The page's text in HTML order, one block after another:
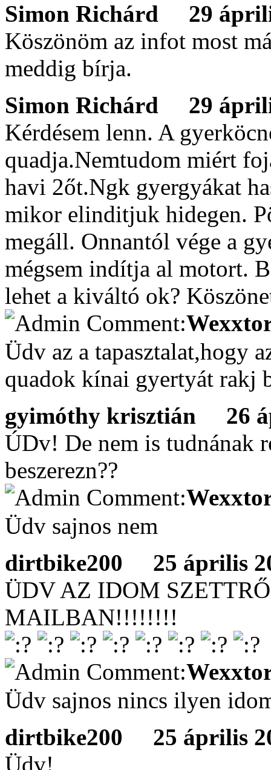
Simon Richárd
29
Köszönöm az infot most
meddig bírja.
Simon Richárd
29
Kérdésem lenn. A
quadja.Nemtudom miért
havi 2őt.Ngk gyergyákat
mikor elinditjuk hidegen.
megáll. Onnantól vége a
mégsem indítja al motort.
lehet a kiváltó ok?
Üdv az a tapasztalat,hogy
quadok kínai gyertyát rakj
gyimóthy krisztián
26
ÚDv! De nem is tudnának
beszerezn??
Üdv sajnos nem
dirtbike200
25 április
ÜDV AZ IDOM
MAILBAN!!!!!!!!
Üdv sajnos nincs ilyen
dirtbike200
25 április
Üdv!